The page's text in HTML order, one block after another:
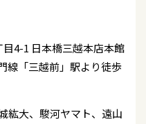
目4-1 日本橋三越本店本館
線「三越前」駅より徒歩
紘大、駿河ヤマト、遠山